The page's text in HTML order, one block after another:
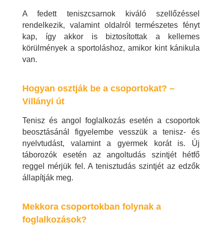
A fedett teniszcsarnok kiváló szellőzéssel
rendelkezik, valamint oldalról természetes fényt
kap, így akkor is biztosítottak a kellemes
körülmények a sportoláshoz, amikor kint kánikula
van.
Hogyan osztják be a csoportokat? –
Villányi út
Tenisz és angol foglalkozás esetén a csoportok
beosztásánál figyelembe vesszük a tenisz- és
nyelvtudást, valamint a gyermek korát is. Új
táborozók esetén az angoltudás szintjét hétfő
reggel mérjük fel. A tenisztudás szintjét az edzők
állapítják meg.
Mekkora csoportokban folynak a
foglalkozások?